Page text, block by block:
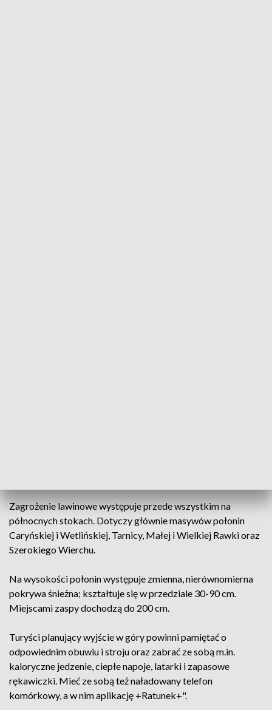
Zagrożenie lawinowe występuje przede wszystkim na
północnych stokach. Dotyczy głównie masywów połonin
Caryńskiej i Wetlińskiej, Tarnicy, Małej i Wielkiej Rawki oraz
Szerokiego Wierchu.
Na wysokości połonin występuje zmienna, nierównomierna
pokrywa śnieżna; kształtuje się w przedziale 30-90 cm.
Miejscami zaspy dochodzą do 200 cm.
Turyści planujący wyjście w góry powinni pamiętać o
odpowiednim obuwiu i stroju oraz zabrać ze sobą m.in.
kaloryczne jedzenie, ciepłe napoje, latarki i zapasowe
rękawiczki. Mieć ze sobą też naładowany telefon
komórkowy, a w nim aplikację +Ratunek+".